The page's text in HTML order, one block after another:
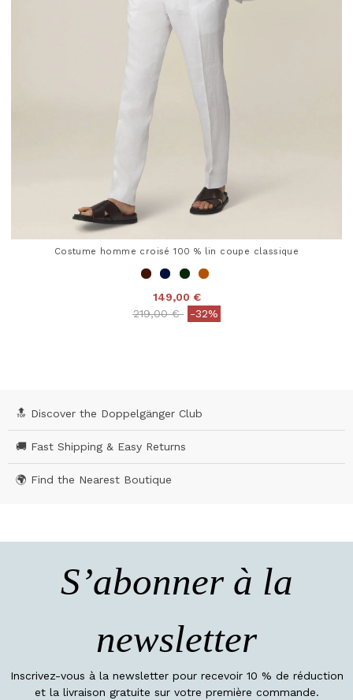
Costume homme croisé 100 % lin coupe classique
149,00 €
Price reduced from
219,00 €to-32%
🔝 Discover the Doppelgänger Club
🚚 Fast Shipping & Easy Returns
🌍 Find the Nearest Boutique
S’abonner à la
newsletter
Inscrivez-vous à la newsletter pour recevoir 10 % de réduction
et la livraison gratuite sur votre première commande.